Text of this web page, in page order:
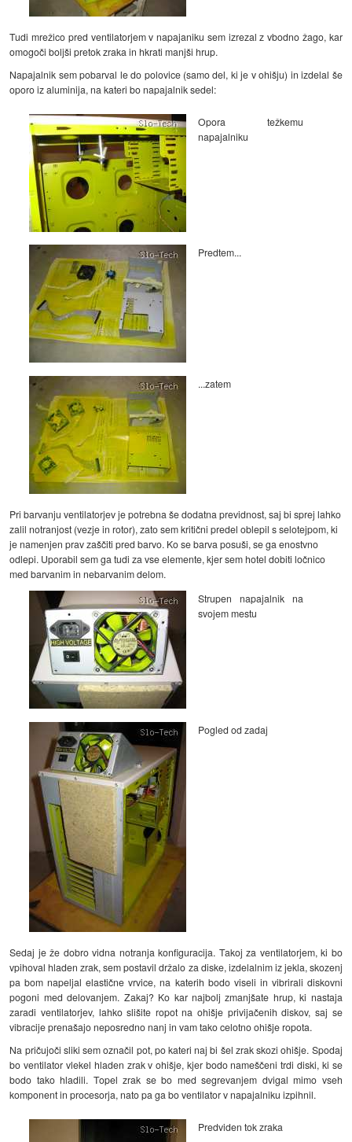
Tudi mrežico pred ventilatorjem v napajaniku sem izrezal z vbodno žago, kar
omogoči boljši pretok zraka in hkrati manjši hrup.
Napajalnik sem pobarval le do polovice (samo del, ki je v ohišju) in izdelal še
oporo iz aluminija, na kateri bo napajalnik sedel:
Opora težkemu
napajalniku
Predtem...
...zatem
Pri barvanju ventilatorjev je potrebna še dodatna previdnost, saj bi sprej lahko
zalil notranjost (vezje in rotor), zato sem kritični predel oblepil s selotejpom, ki
je namenjen prav zaščiti pred barvo. Ko se barva posuši, se ga enostvno
odlepi. Uporabil sem ga tudi za vse elemente, kjer sem hotel dobiti ločnico
med barvanim in nebarvanim delom.
Strupen napajalnik na
svojem mestu
Pogled od zadaj
Sedaj je že dobro vidna notranja konfiguracija. Takoj za ventilatorjem, ki bo
vpihoval hladen zrak, sem postavil držalo za diske, izdelalnim iz jekla, skozenj
pa bom napeljal elastične vrvice, na katerih bodo viseli in vibrirali diskovni
pogoni med delovanjem. Zakaj? Ko kar najbolj zmanjšate hrup, ki nastaja
zaradi ventilatorjev, lahko slišite ropot na ohišje privijačenih diskov, saj se
vibracije prenašajo neposredno nanj in vam tako celotno ohišje ropota.
Na pričujoči sliki sem označil pot, po kateri naj bi šel zrak skozi ohišje. Spodaj
bo ventilator vlekel hladen zrak v ohišje, kjer bodo nameščeni trdi diski, ki se
bodo tako hladili. Topel zrak se bo med segrevanjem dvigal mimo vseh
komponent in procesorja, nato pa ga bo ventilator v napajalniku izpihnil.
Predviden tok zraka